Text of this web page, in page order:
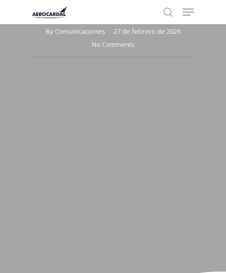
search
Menu
Newsletter Febrero 2026
By Comunicaciones
27 de febrero de 2026
No Comments